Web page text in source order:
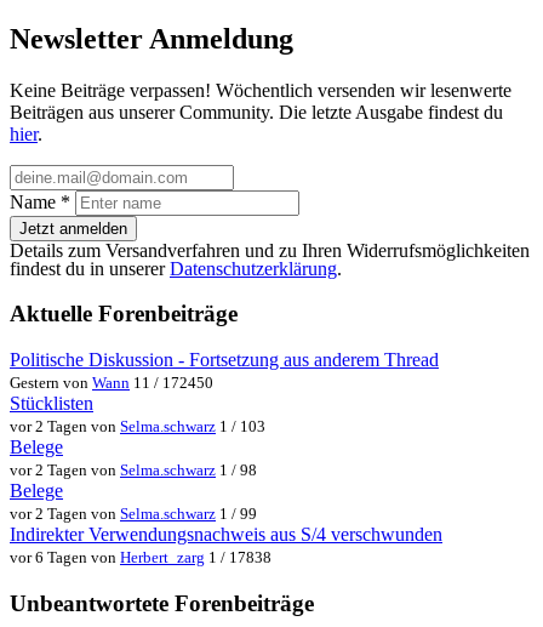
Newsletter Anmeldung
Keine Beiträge verpassen! Wöchentlich versenden wir lesenwerte
Beiträgen aus unserer Community. Die letzte Ausgabe findest du
hier.
Name *
Jetzt anmelden
Details zum Versandverfahren und zu Ihren Widerrufsmöglichkeiten
findest du in unsererDatenschutzerklärung.
Aktuelle Forenbeiträge
Politische Diskussion - Fortsetzung aus anderem Thread
Gestern von Wann 11 / 172450
Stücklisten
vor 2 Tagen von Selma.schwarz 1 / 103
Belege
vor 2 Tagen von Selma.schwarz 1 / 98
Belege
vor 2 Tagen von Selma.schwarz 1 / 99
Indirekter Verwendungsnachweis aus S/4 verschwunden
vor 6 Tagen von Herbert_zarg 1 / 17838
Unbeantwortete Forenbeiträge